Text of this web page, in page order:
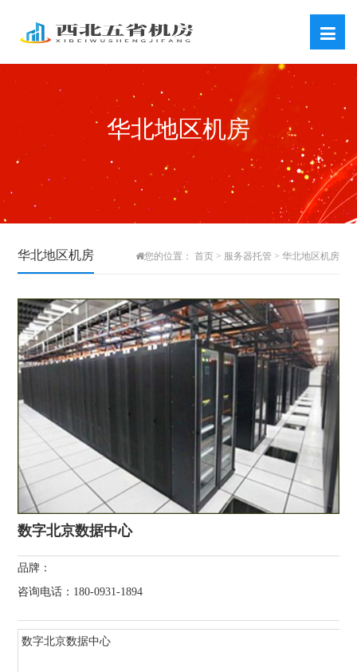
华北地区机房
华北地区机房 您的位置： 首页> 服务器托管 > 华北地区机房
数字北京数据中心
品牌：
咨询电话：180-0931-1894
数字北京数据中心